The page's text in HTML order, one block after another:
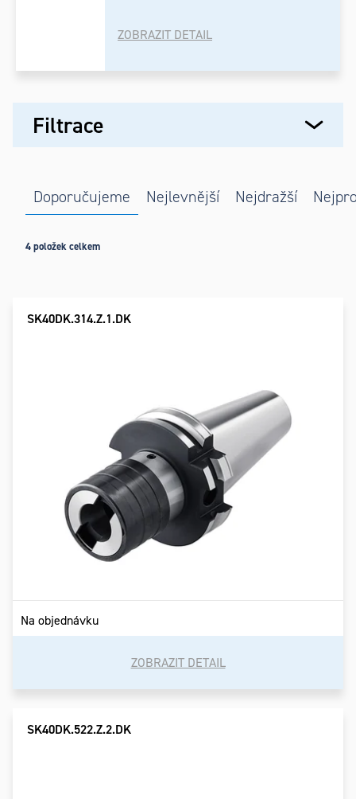
ZOBRAZIT DETAIL
Řazení
produktů
Doporučujeme Nejlevnější Nejdražší
4položek celkem
Filtrace
Výpis
SK40DK.314.Z.1.DK
Na objednávku
ZOBRAZIT DETAIL
SK40DK.522.Z.2.DK